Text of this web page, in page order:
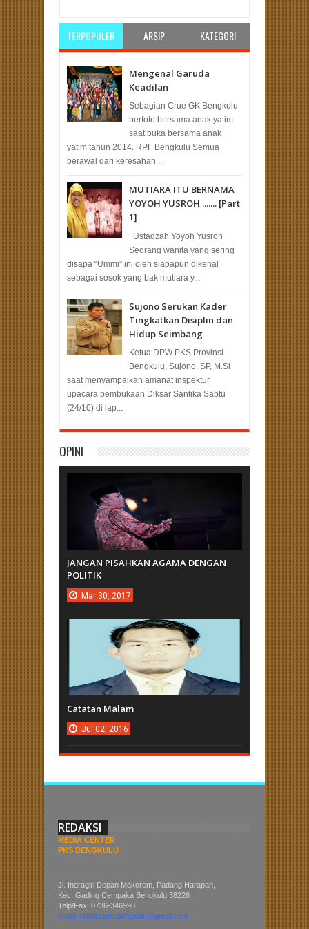
TERPOPULER ARSIP KATEGORI
Mengenal Garuda
Keadilan
Sebagian Crue GK Bengkulu
berfoto bersama anak yatim
saat buka bersama anak
yatim tahun 2014. RPF Bengkulu Semua
berawal dari keresahan ...
MUTIARA ITU BERNAMA
YOYOH YUSROH ....... [Part
1]
Ustadzah Yoyoh Yusroh
Seorang wanita yang sering
disapa “Ummi” ini oleh siapapun dikenal
sebagai sosok yang bak mutiara y...
Sujono Serukan Kader
Tingkatkan Disiplin dan
Hidup Seimbang
Ketua DPW PKS Provinsi
Bengkulu, Sujono, SP, M.Si
saat menyampaikan amanat inspektur
upacara pembukaan Diksar Santika Sabtu
(24/10) di lap...
OPINI
JANGAN PISAHKAN AGAMA DENGAN
POLITIK
Mar 30, 2017
Catatan Malam
Jul 02, 2016
REDAKSI
MEDIA CENTER
PKS BENGKULU
Jl. Indragiri Depan Makorem, Padang Harapan,
Kec. Gading Cempaka Bengkulu 38226
Telp/Fax. 0736-346998
email: redaksipksbengkulu@gmail.com